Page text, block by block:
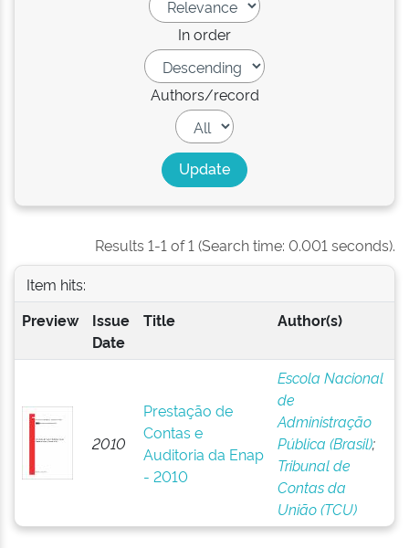
In order
Authors/record
Results 1-1 of 1 (Search time: 0.001 seconds).
Item hits:
Preview
Issue
Date
Title Author(s)
2010
Prestação de
Contas e
Auditoria da Enap
- 2010
Escola Nacional
de
Administração
Pública (Brasil);
Tribunal de
Contas da
União (TCU)